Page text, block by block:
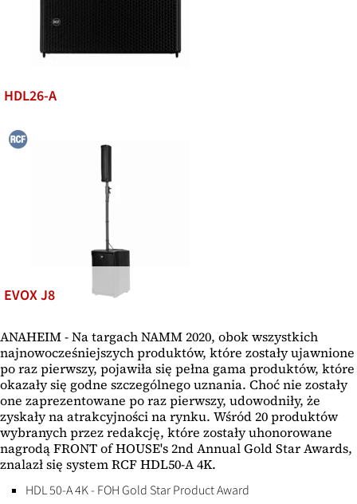
HDL26-A
EVOX J8
ANAHEIM - Na targach NAMM 2020, obok wszystkich
najnowocześniejszych produktów, które zostały ujawnione
po raz pierwszy, pojawiła się pełna gama produktów, które
okazały się godne szczególnego uznania. Choć nie zostały
one zaprezentowane po raz pierwszy, udowodniły, że
zyskały na atrakcyjności na rynku. Wśród 20 produktów
wybranych przez redakcję, które zostały uhonorowane
nagrodą FRONT of HOUSE's 2nd Annual Gold Star Awards,
znalazł się system RCF HDL50-A 4K.
HDL 50-A 4K - FOH Gold Star Product Award